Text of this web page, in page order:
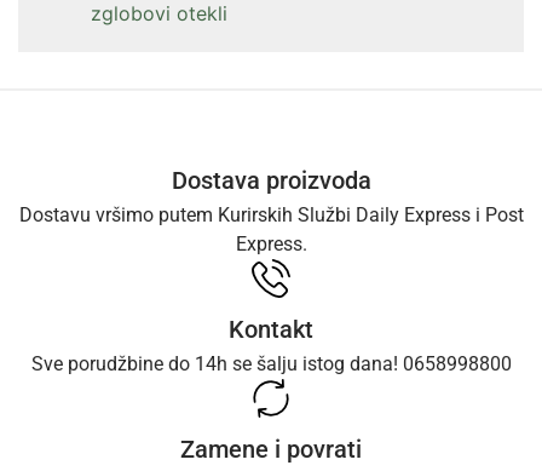
zglobovi otekli
Dostava proizvoda
Dostavu vršimo putem Kurirskih Službi Daily Express i Post
Express.
Kontakt
Sve porudžbine do 14h se šalju istog dana! 0658998800
Zamene i povrati